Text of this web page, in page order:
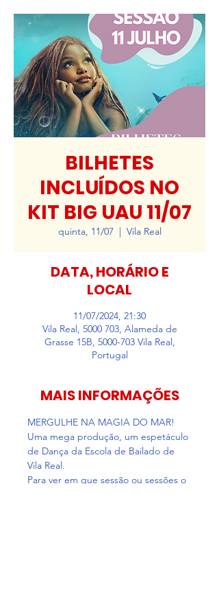
BILHETES
INCLUÍDOS NO
KIT BIG UAU 11/07
quinta, 11/07
  |
Vila Real
DATA, HORÁRIO E
LOCAL
11/07/2024, 21:30
Vila Real, 5000 703, Alameda de
Grasse 15B, 5000-703 Vila Real,
Portugal
MAIS INFORMAÇÕES
MERGULHE NA MAGIA DO MAR!
Uma mega produção, um espetáculo
de Dança da Escola de Bailado de
Vila Real.
Para ver em que sessão ou sessões o